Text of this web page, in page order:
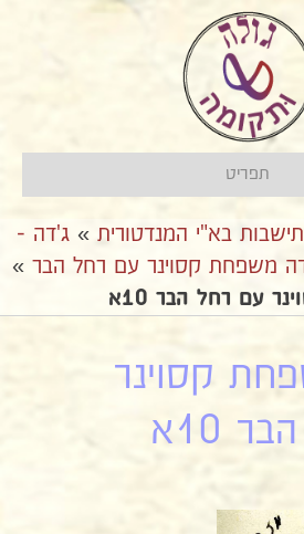
תפריט
בא"י המנדטורית » ג'דה -
משפחת קסוינר עם רחל הבר »
עם רחל הבר 10א
קסוינר
10א